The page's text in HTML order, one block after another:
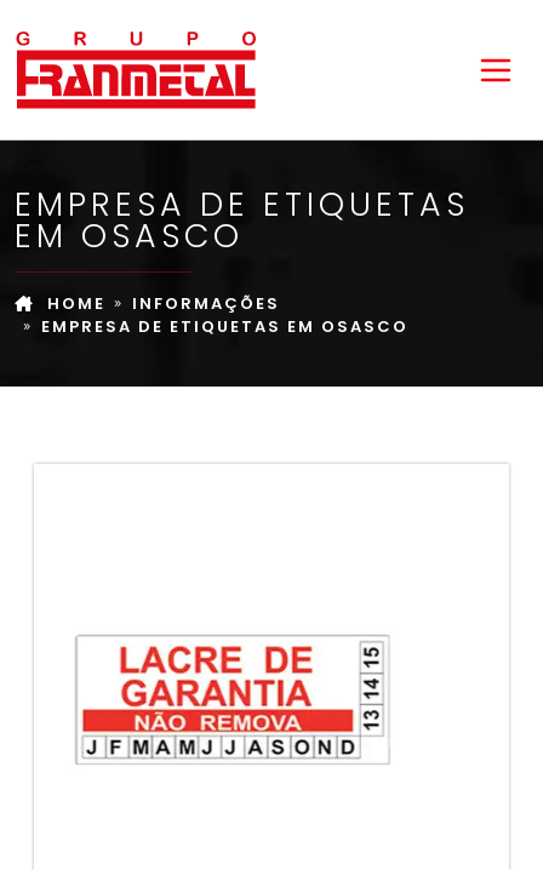
EMPRESA DE ETIQUETAS
EM OSASCO
HOME
INFORMAÇÕES
EMPRESA DE ETIQUETAS EM OSASCO